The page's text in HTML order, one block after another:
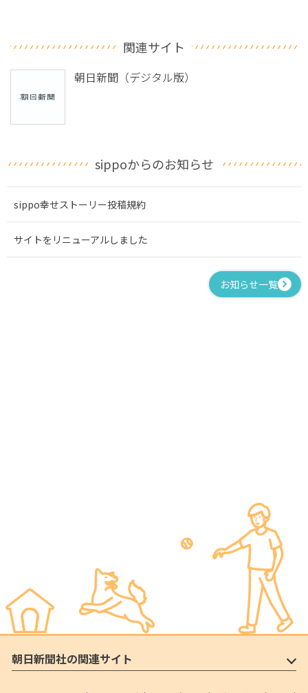
関連サイト
朝日新聞（デジタル版）
sippoからのお知らせ
sippo幸せストーリー投稿規約
サイトをリニューアルしました
お知らせ一覧
朝日新聞社の関連サイト